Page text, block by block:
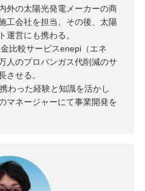
外の太陽光発電メーカーの商
工会社を担当。その後、太陽
運営にも携わる。
比較サービスenepi（エネ
人のプロパンガス代削減のサ
させる。
わった経験と知識を活かし
マネージャーにて事業開発を